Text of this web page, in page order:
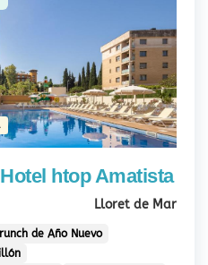
htop Amatista
Lloret de Mar
de Año Nuevo